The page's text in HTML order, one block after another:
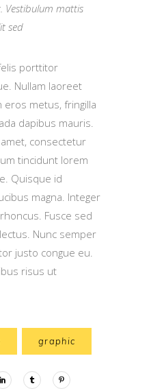
Vestibulum mattis
sed
porttitor
Nullam laoreet
eros metus, fringilla
dapibus mauris.
consectetur
tincidunt lorem
Quisque id
magna. Integer
Fusce sed
Nunc semper
justo congue eu.
risus ut
graphic